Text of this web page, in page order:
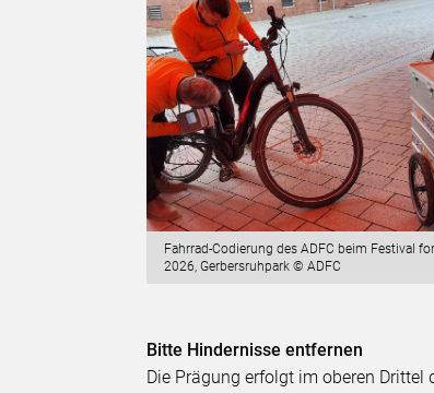
Fahrrad-Codierung des ADFC beim Festival
2026, Gerbersruhpark © ADFC
Bitte Hindernisse entfernen
Die Prägung erfolgt im oberen Drittel